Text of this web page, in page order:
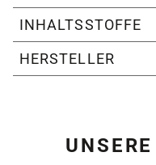
INHALTSSTOFFE
HERSTELLER